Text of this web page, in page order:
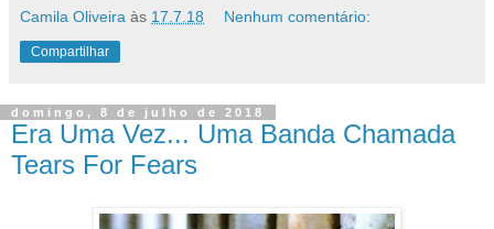
Camila Oliveira às 17.7.18 Nenhum comentário:
Compartilhar
domingo, 8 de julho de 2018
Era Uma Vez... Uma Banda Chamada
Tears For Fears